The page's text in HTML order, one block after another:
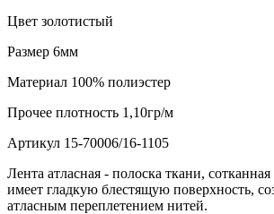
Цвет золотистый
Размер 6мм
Материал 100% полиэстер
Прочее плотность 1,10гр/м
Артикул 15-70006/16-1105
Лента атласная - полоска ткани, сотканная
имеет гладкую блестящую поверхность,
атласным переплетением нитей.